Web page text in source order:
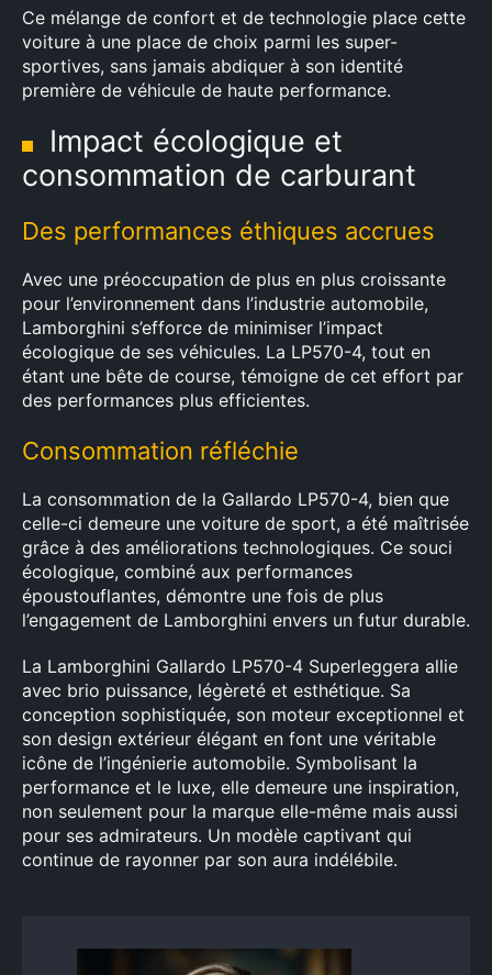
Ce mélange de confort et de technologie place cette
voiture à une place de choix parmi les super-
sportives, sans jamais abdiquer à son identité
première de véhicule de haute performance.
Impact écologique et
consommation de carburant
Des performances éthiques accrues
Avec une préoccupation de plus en plus croissante
pour l’environnement dans l’industrie automobile,
Lamborghini s’efforce de minimiser l’impact
écologique de ses véhicules. La LP570-4, tout en
étant une bête de course, témoigne de cet effort par
des performances plus efficientes.
Consommation réfléchie
La consommation de la Gallardo LP570-4, bien que
celle-ci demeure une voiture de sport, a été maîtrisée
grâce à des améliorations technologiques. Ce souci
écologique, combiné aux performances
époustouflantes, démontre une fois de plus
l’engagement de Lamborghini envers un futur durable.
La Lamborghini Gallardo LP570-4 Superleggera allie
avec brio puissance, légèreté et esthétique. Sa
conception sophistiquée, son moteur exceptionnel et
son design extérieur élégant en font une véritable
icône de l’ingénierie automobile. Symbolisant la
performance et le luxe, elle demeure une inspiration,
non seulement pour la marque elle-même mais aussi
pour ses admirateurs. Un modèle captivant qui
continue de rayonner par son aura indélébile.